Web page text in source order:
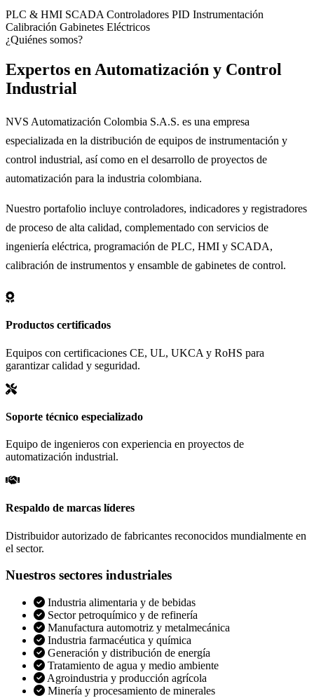
PLC & HMI SCADA Controladores PID Instrumentación
Calibración Gabinetes Eléctricos
¿Quiénes somos?
Expertos en Automatización y Control
Industrial
NVS Automatización Colombia S.A.S. es una empresa
especializada en la distribución de equipos de instrumentación y
control industrial, así como en el desarrollo de proyectos de
automatización para la industria colombiana.
Nuestro portafolio incluye controladores, indicadores y registradores
de proceso de alta calidad, complementado con servicios de
ingeniería eléctrica, programación de PLC, HMI y SCADA,
calibración de instrumentos y ensamble de gabinetes de control.
Productos certificados
Equipos con certificaciones CE, UL, UKCA y RoHS para
garantizar calidad y seguridad.
Soporte técnico especializado
Equipo de ingenieros con experiencia en proyectos de
automatización industrial.
Respaldo de marcas líderes
Distribuidor autorizado de fabricantes reconocidos mundialmente en
el sector.
Nuestros sectores industriales
Industria alimentaria y de bebidas
Sector petroquímico y de refinería
Manufactura automotriz y metalmecánica
Industria farmacéutica y química
Generación y distribución de energía
Tratamiento de agua y medio ambiente
Agroindustria y producción agrícola
Minería y procesamiento de minerales